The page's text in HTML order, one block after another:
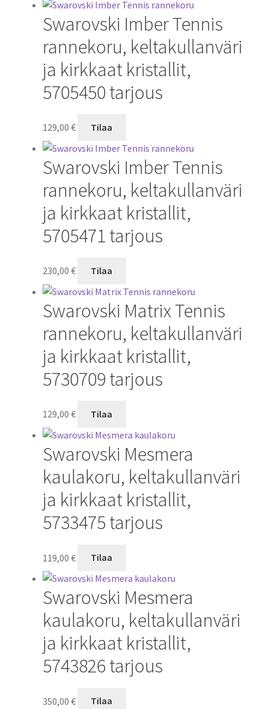
Swarovski Imber Tennis
rannekoru, keltakullanväri
ja kirkkaat kristallit,
5705450 tarjous
129,00 € Tilaa
Swarovski Imber Tennis
rannekoru, keltakullanväri
ja kirkkaat kristallit,
5705471 tarjous
230,00 € Tilaa
Swarovski Matrix Tennis
rannekoru, keltakullanväri
ja kirkkaat kristallit,
5730709 tarjous
129,00 € Tilaa
Swarovski Mesmera
kaulakoru, keltakullanväri
ja kirkkaat kristallit,
5733475 tarjous
119,00 € Tilaa
Swarovski Mesmera
kaulakoru, keltakullanväri
ja kirkkaat kristallit,
5743826 tarjous
350,00 € Tilaa